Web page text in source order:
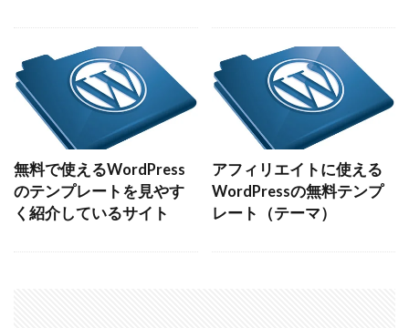
無料で使えるWordPress
のテンプレートを見やす
く紹介しているサイト
アフィリエイトに使える
WordPressの無料テンプ
レート（テーマ）